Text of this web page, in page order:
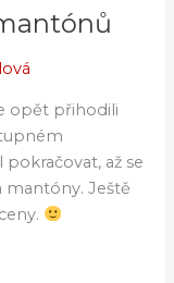
opět přihodili
až se
mantóny. Ještě